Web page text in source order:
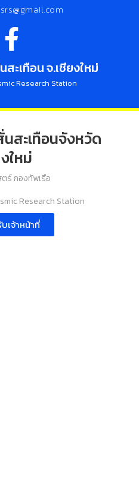
ะเทือน จ.เชียงใหม่
Research Station
สะเทือนจังหวัด
ใหม่
ร์ กองทัพเรือ
Research Station
เจ้าหน้าที่